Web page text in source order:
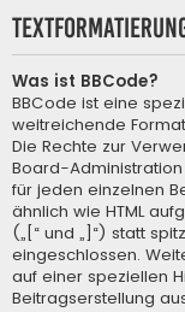
Was ist BBCode?
BBCode ist eine
weitreichende
Die Rechte zur
Board-
für jeden einzelnen
ähnlich wie HTML
(„[“ und „]“) statt
eingeschlossen.
auf einer speziellen
Beitragserstellung